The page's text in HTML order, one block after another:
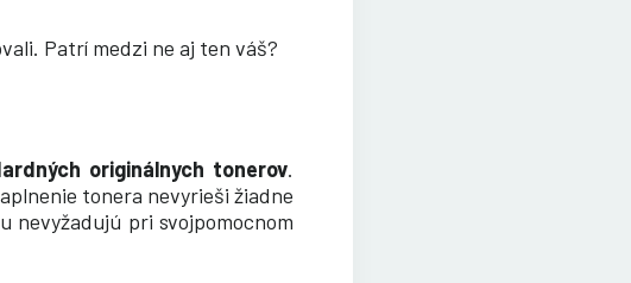
Patrí medzi ne aj ten váš?
originálnych tonerov.
tonera nevyrieši žiadne
nevyžadujú pri svojpomocnom